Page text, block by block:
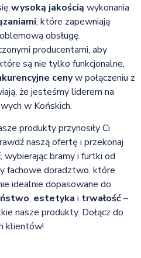
wysoką jakością wykonania
, które zapewniają
obsługę.
producentami, aby
są nie tylko funkcjonalne,
cenyw połączeniu z
że jesteśmy liderem na
w Końskich.
produkty przynosiły Ci
naszą ofertę i przekonaj
wybierając bramy i furtki od
fachowe doradztwo, które
idealnie dopasowane do
, estetyka i trwałość–
nasze produkty. Dołącz do
klientów!